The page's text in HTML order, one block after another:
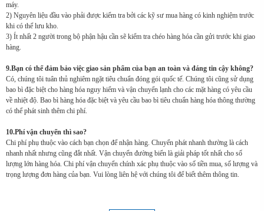
máy.
2) Nguyên liệu đầu vào phải được kiểm tra bởi các kỹ sư mua hàng có kinh nghiệm trước
khi có thể lưu kho.
3) Ít nhất 2 người trong bộ phận hậu cần sẽ kiểm tra chéo hàng hóa cần gửi trước khi giao
hàng.
9.Bạn có thể đảm bảo việc giao sản phẩm của bạn an toàn và đáng tin cậy không?
Có, chúng tôi tuân thủ nghiêm ngặt tiêu chuẩn đóng gói quốc tế. Chúng tôi cũng sử dụng
bao bì đặc biệt cho hàng hóa nguy hiểm và vận chuyển lạnh cho các mặt hàng có yêu cầu
về nhiệt độ. Bao bì hàng hóa đặc biệt và yêu cầu bao bì tiêu chuẩn hàng hóa thông thường
có thể phát sinh thêm chi phí.
10.Phí vận chuyển thì sao?
Chi phí phụ thuộc vào cách bạn chọn để nhận hàng. Chuyển phát nhanh thường là cách
nhanh nhất nhưng cũng đắt nhất. Vận chuyển đường biển là giải pháp tốt nhất cho số
lượng lớn hàng hóa. Chi phí vận chuyển chính xác phụ thuộc vào số tiền mua, số lượng và
trọng lượng đơn hàng của bạn. Vui lòng liên hệ với chúng tôi để biết thêm thông tin.